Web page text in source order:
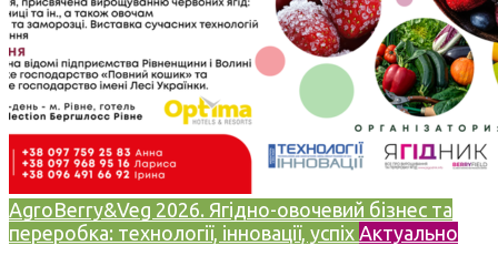
AgroBerry&Veg 2026. Ягідно-овочевий бізнес та
переробка: технології, інновації, успіх Актуально